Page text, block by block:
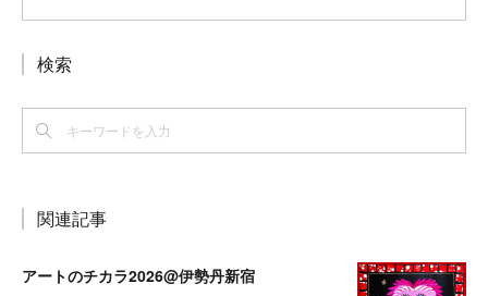
検索
関連記事
アートのチカラ2026@伊勢丹新宿